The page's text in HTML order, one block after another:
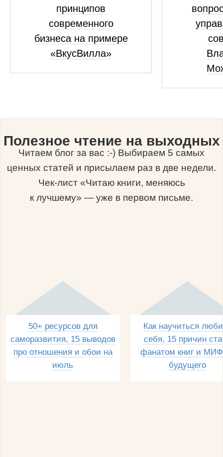
принципов
современного
бизнеса на примере
«ВкусВилла»
Полезное чтение на выходных
Читаем блог за вас :-) Выбираем 5 самых
ценных статей и присылаем раз в две недели.
Чек-лист «Читаю книги, меняюсь
к лучшему» — уже в первом письме.
50+ ресурсов для
саморазвития, 15 выводов
про отношения и обои на
июль
Как научиться
себя, 15 причин
фанатом книг и
будущего